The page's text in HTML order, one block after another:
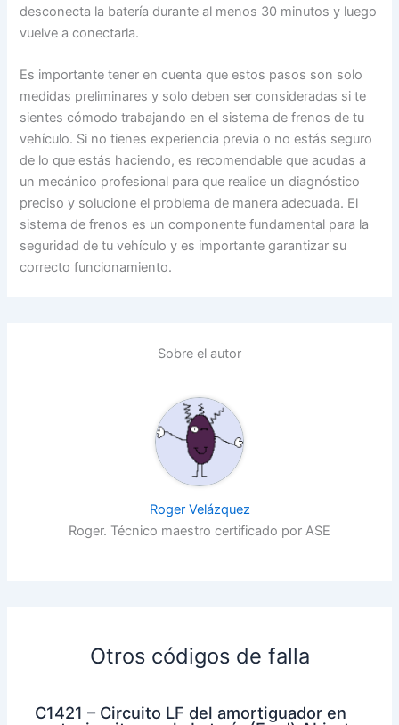
desconecta la batería durante al menos 30 minutos y luego
vuelve a conectarla.
Es importante tener en cuenta que estos pasos son solo
medidas preliminares y solo deben ser consideradas si te
sientes cómodo trabajando en el sistema de frenos de tu
vehículo. Si no tienes experiencia previa o no estás seguro
de lo que estás haciendo, es recomendable que acudas a
un mecánico profesional para que realice un diagnóstico
preciso y solucione el problema de manera adecuada. El
sistema de frenos es un componente fundamental para la
seguridad de tu vehículo y es importante garantizar su
correcto funcionamiento.
Sobre el autor
Roger Velázquez
Roger. Técnico maestro certificado por ASE
Otros códigos de falla
C1421 – Circuito LF del amortiguador en